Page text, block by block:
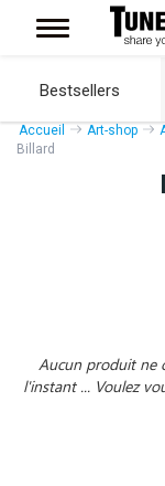
Bestsellers
Accueil Art-shop
Billard
Aucun produit ne
l'instant ... Voulez